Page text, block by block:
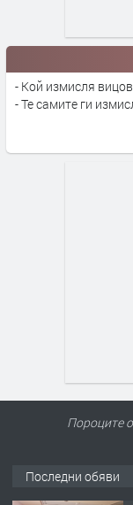
- Кой измисля
- Те самите ги
Пороците
Последни обяви